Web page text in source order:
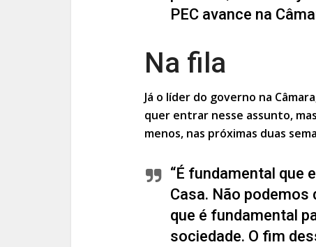
PEC avance na
Na fila
Já o líder do governo na
quer entrar nesse assunto,
menos, nas próximas duas
“É fundamental que
Casa. Não
que é fundamental
sociedade. O fim